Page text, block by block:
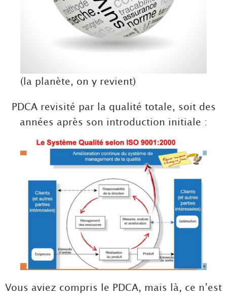
(la planète, on y revient)
PDCA revisité par la qualité totale, soit des
années après son introduction initiale :
Vous aviez compris le PDCA, mais là, ce n’est